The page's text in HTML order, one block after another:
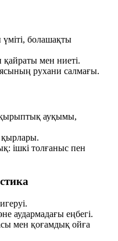
болашақты
қайраты мен ниеті.
рухани салмағы.
ауқымы,
ішкі толғаныс пен
аудармадағы еңбегі.
мен қоғамдық ойға